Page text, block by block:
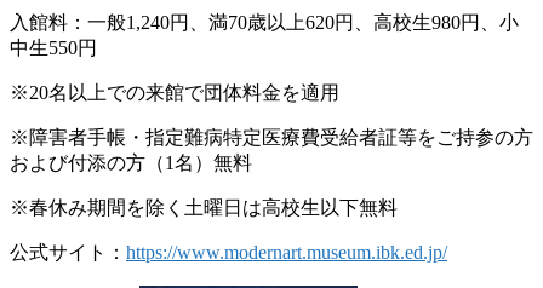
入館料：一般1,240円、満70歳以上620円、高校生980円、小
中生550円
※20名以上での来館で団体料金を適用
※障害者手帳・指定難病特定医療費受給者証等をご持参の方
および付添の方（1名）無料
※春休み期間を除く土曜日は高校生以下無料
公式サイト： https://www.modernart.museum.ibk.ed.jp/